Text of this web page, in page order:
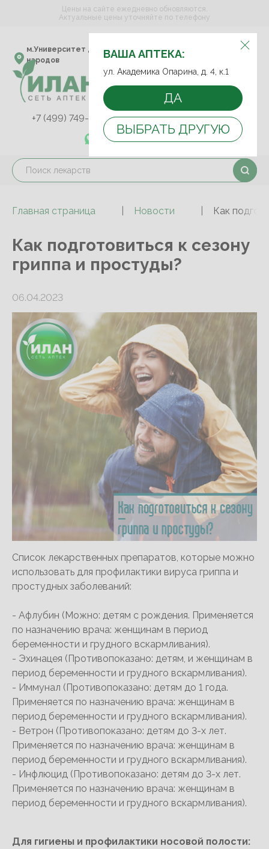
ВЫБЕРИТЕ АПТЕКУ:
м.Университет дружбы
народов
ул. Академика Опарина,
д. 4, к.1
ВАША АПТЕКА:
ул. Академика Опарина, д. 4, к.1
ДА
ВЫБРАТЬ ДРУГУЮ
Цены на сайте ежедневно обновляются.
Актуальные цены уточняйте по телефону
+7 (499) 749-75-92
+7 (499) 749-74-89
+7 (989) 579-78-73
Главная страница Новости Как
Как подготовиться к сезону
гриппа и простуды?
06.04.2023
Список лекарственных препаратов, которые можно
использовать для профилактики вируса гриппа и
простудных заболеваний:
- Афлубин (Можно: детям с рождения. Применяется
по назначению врача: женщинам в период
беременности и грудного вскармливания).
- Эхинацея (Противопоказано: детям, и женщинам в
период беременности и грудного вскармливания).
- Иммунал (Противопоказано: детям до 1 года.
Применяется по назначению врача: женщинам в
период беременности и грудного вскармливания).
- Ветрон (Противопоказано: детям до 3-х лет.
Применяется по назначению врача: женщинам в
период беременности и грудного вскармливания).
- Инфлюцид (Противопоказано: детям до 3-х лет.
Применяется по назначению врача: женщинам в
период беременности и грудного вскармливания).
Для гигиены и профилактики носовой полости: